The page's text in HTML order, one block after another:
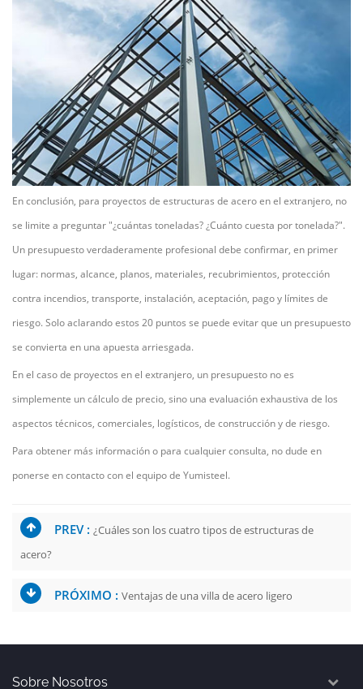
En conclusión, para proyectos de estructuras de acero en el extranjero, no
se limite a preguntar "¿cuántas toneladas? ¿Cuánto cuesta por tonelada?".
Un presupuesto verdaderamente profesional debe confirmar, en primer
lugar: normas, alcance, planos, materiales, recubrimientos, protección
contra incendios, transporte, instalación, aceptación, pago y límites de
riesgo. Solo aclarando estos 20 puntos se puede evitar que un presupuesto
se convierta en una apuesta arriesgada.
En el caso de proyectos en el extranjero, un presupuesto no es
simplemente un cálculo de precio, sino una evaluación exhaustiva de los
aspectos técnicos, comerciales, logísticos, de construcción y de riesgo.
Para obtener más información o para cualquier consulta, no dude en
ponerse en contacto con el equipo de Yumisteel.
PREV : ¿Cuáles son los cuatro tipos de estructuras de
acero?
PRÓXIMO : Ventajas de una villa de acero ligero
Sobre Nosotros